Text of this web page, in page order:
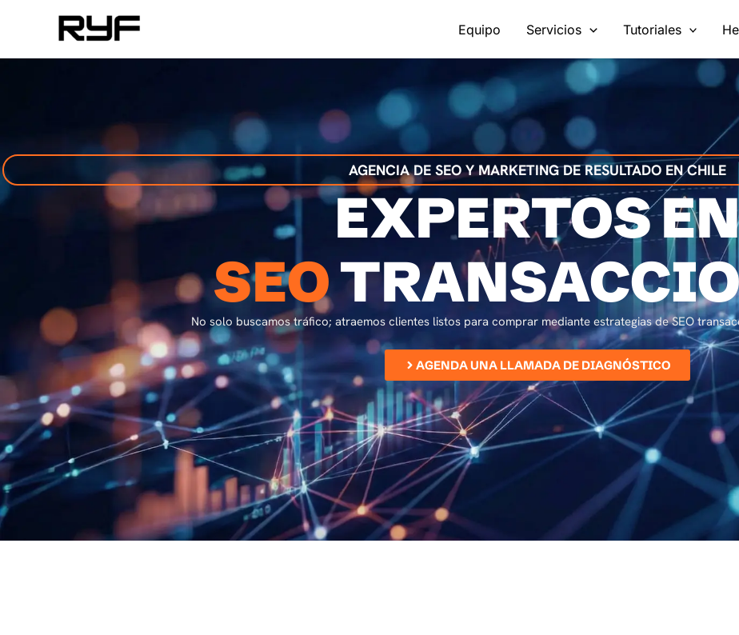
Equipo Servicios Tutoriales
AGENCIA DE SEO Y MARKETING DE RESULTADO EN CHILE
EXPERTOS
SEO
No solo buscamos tráfico; atraemos clientes listos para comprar mediante estrategias de SEO
AGENDA UNA LLAMADA DE DIAGNÓSTICO